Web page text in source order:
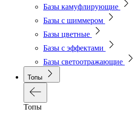
Базы камуфлирующие
Базы с шиммером
Базы цветные
Базы с эффектами
Базы светоотражающие
Топы
Топы